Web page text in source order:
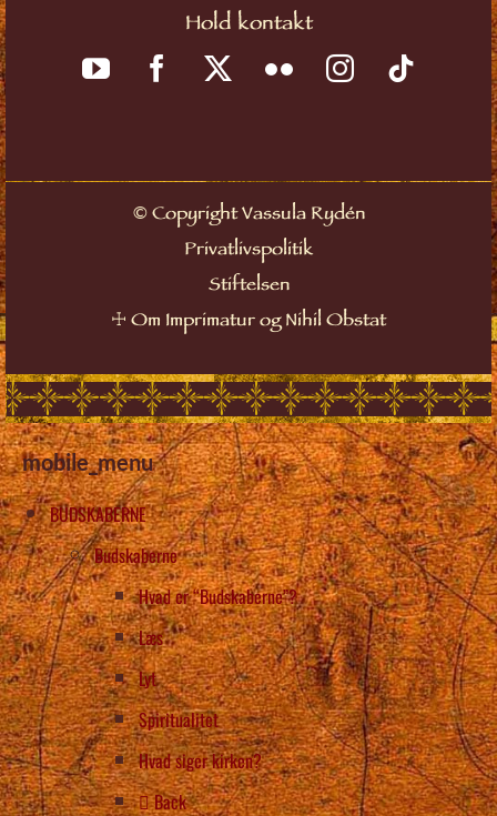
Hold kontakt
©Copyright Vassula Rydén
Privatlivspolitik
Stiftelsen
☩ Om Imprimatur og Nihil Obstat
mobile_menu
BUDSKABERNE
Budskaberne
Hvad er “Budskaberne”?
Læs
Lyt
Spiritualitet
Hvad siger kirken?
Back